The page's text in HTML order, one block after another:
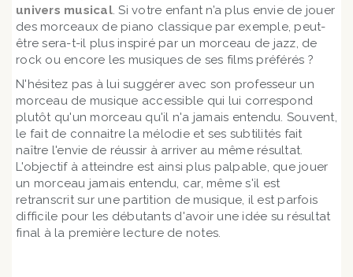
univers musical. Si votre enfant n’a plus envie de jouer
des morceaux de piano classique par exemple, peut-
être sera-t-il plus inspiré par un morceau de jazz, de
rock ou encore les musiques de ses films préférés ?
N'hésitez pas à lui suggérer avec son professeur un
morceau de musique accessible qui lui correspond
plutôt qu'un morceau qu'il n'a jamais entendu. Souvent,
le fait de connaitre la mélodie et ses subtilités fait
naître l'envie de réussir à arriver au même résultat.
L'objectif à atteindre est ainsi plus palpable, que jouer
un morceau jamais entendu, car, même s'il est
retranscrit sur une partition de musique, il est parfois
difficile pour les débutants d'avoir une idée su résultat
final à la première lecture de notes.